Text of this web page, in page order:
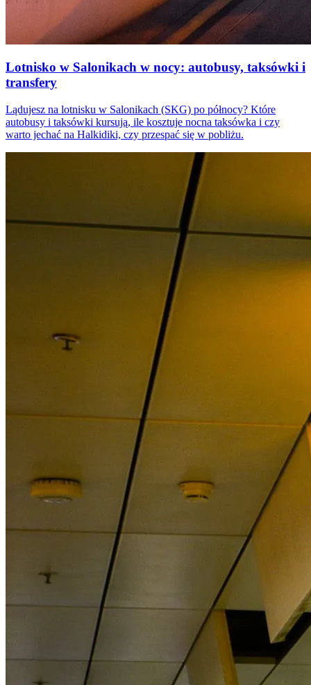
Lotnisko w Salonikach w nocy: autobusy, taksówki i
transfery
Lądujesz na lotnisku w Salonikach (SKG) po północy? Które
autobusy i taksówki kursują, ile kosztuje nocna taksówka i czy
warto jechać na Halkidiki, czy przespać się w pobliżu.